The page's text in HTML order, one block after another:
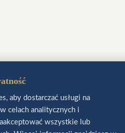
aby dostarczać usługi na
celach analitycznych i
wszystkie lub